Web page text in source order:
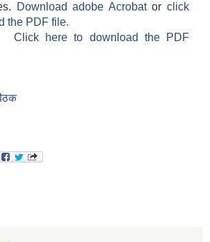
Download adobe Acrobatorclick
the PDF file.
Click here to download the PDF